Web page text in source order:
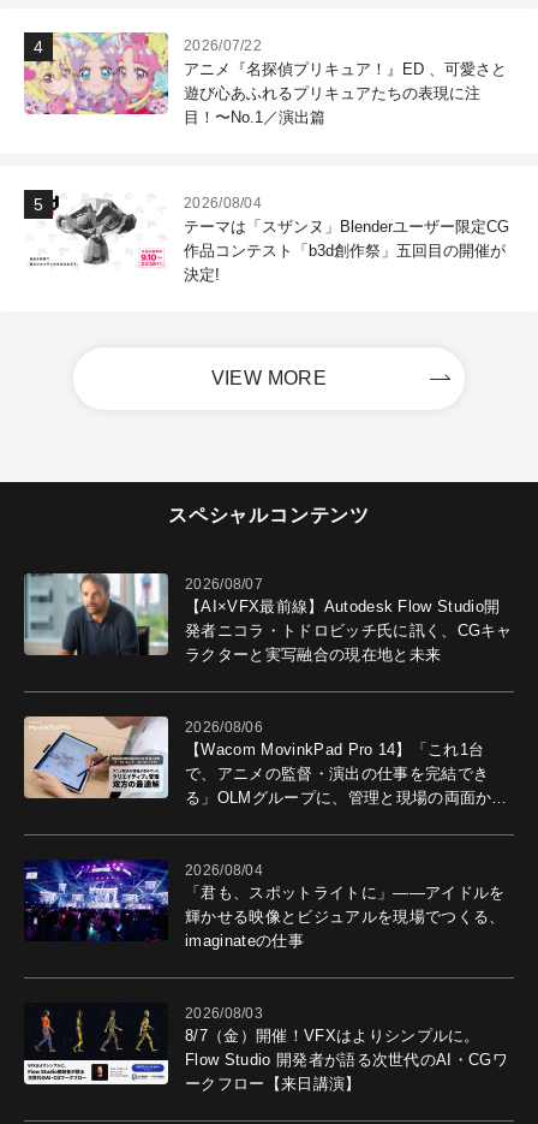
2026/07/22
アニメ『名探偵プリキュア！』ED 、可愛さと
遊び心あふれるプリキュアたちの表現に注
目！〜No.1／演出篇
2026/08/04
テーマは「スザンヌ」Blenderユーザー限定CG
作品コンテスト「b3d創作祭」五回目の開催が
決定!
VIEW MORE
スペシャルコンテンツ
2026/08/07
【AI×VFX最前線】Autodesk Flow Studio開
発者ニコラ・トドロビッチ氏に訊く、CGキャ
ラクターと実写融合の現在地と未来
2026/08/06
【Wacom MovinkPad Pro 14】「これ1台
で、アニメの監督・演出の仕事を完結でき
る」OLMグループに、管理と現場の両面から
2026/08/04
「君も、スポットライトに」――アイドルを
輝かせる映像とビジュアルを現場でつくる、
imaginateの仕事
2026/08/03
8/7（金）開催！VFXはよりシンプルに。
Flow Studio 開発者が語る次世代のAI・CGワ
ークフロー【来日講演】